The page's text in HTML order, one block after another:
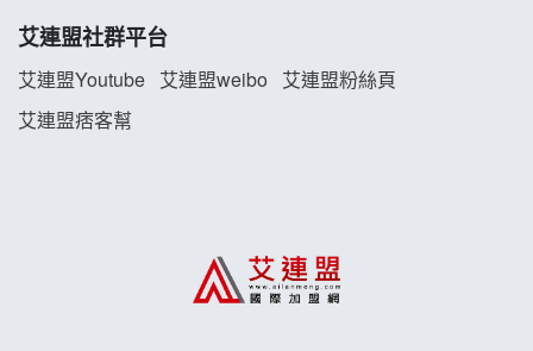
珍好味臭臭鍋加盟說明會
藍象廷泰式火鍋加盟說明會
日十。早午食加盟說明會
莫尼早餐Morni加盟說明會
艾連盟社群平台
艾連盟Youtube 艾連盟weibo
艾連盟粉絲頁
艾連盟痞客幫